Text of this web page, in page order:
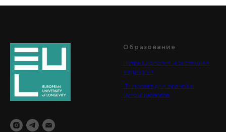
Образование
Нутрициология и системная
медицина
IT- проект для врачей и
нутрициологов